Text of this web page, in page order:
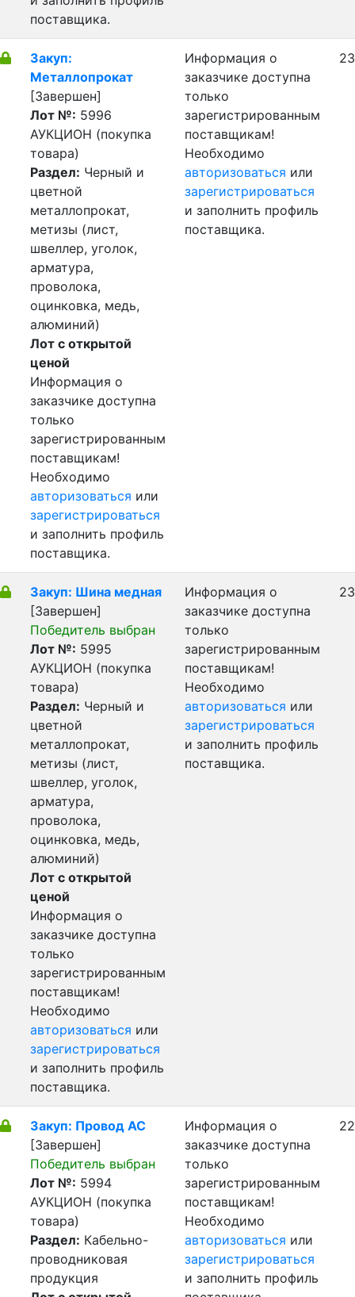
поставщика.
Закуп:
Металлопрокат
[Завершен]
Лот №: 5996
АУКЦИОН (покупка
товара)
Раздел: Черный и
цветной
металлопрокат,
метизы (лист,
швеллер, уголок,
арматура,
проволока,
оцинковка, медь,
алюминий)
Лот с открытой
ценой
Информация о
заказчике доступна
только
зарегистрированным
поставщикам!
Необходимо
авторизоваться или
зарегистрироваться
и заполнить профиль
поставщика.
Информация о
заказчике доступна
только
зарегистрированным
поставщикам!
Необходимо
авторизоваться или
зарегистрироваться
и заполнить профиль
поставщика.
Закуп: Шина медная
[Завершен]
Победитель выбран
Лот №: 5995
АУКЦИОН (покупка
товара)
Раздел: Черный и
цветной
металлопрокат,
метизы (лист,
швеллер, уголок,
арматура,
проволока,
оцинковка, медь,
алюминий)
Лот с открытой
ценой
Информация о
заказчике доступна
только
зарегистрированным
поставщикам!
Необходимо
авторизоваться или
зарегистрироваться
и заполнить профиль
поставщика.
Информация о
заказчике доступна
только
зарегистрированным
поставщикам!
Необходимо
авторизоваться или
зарегистрироваться
и заполнить профиль
поставщика.
Закуп: Провод АС
[Завершен]
Победитель выбран
Лот №: 5994
АУКЦИОН (покупка
товара)
Раздел: Кабельно-
проводниковая
продукция
Информация о
заказчике доступна
только
зарегистрированным
поставщикам!
Необходимо
авторизоваться или
зарегистрироваться
и заполнить профиль